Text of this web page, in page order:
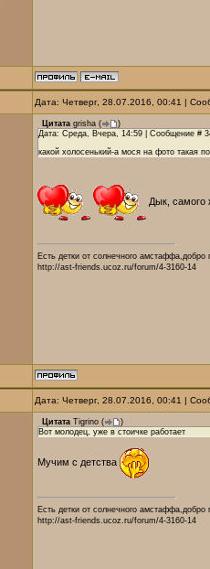
Дата: Четверг, 28.07.2016, 00:41 |
Цитата grisha (
)
Дата: Среда, Вчера, 14:59 | Сообщение #
какой холосенький-а мося на фото такая
Дык, самого
Есть детки от солнечного амстаффа,добро
http://ast-friends.ucoz.ru/forum/4-3160-14
Дата: Четверг, 28.07.2016, 00:41 |
Цитата Tigrino (
)
Вот молодец, уже в стоичке работает
Мучим с детства
Есть детки от солнечного амстаффа,добро
http://ast-friends.ucoz.ru/forum/4-3160-14